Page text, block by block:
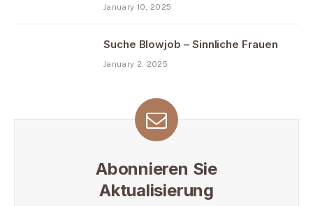
January 10, 2025
Suche Blowjob – Sinnliche Frauen
January 2, 2025
Abonnieren Sie
Aktualisierung